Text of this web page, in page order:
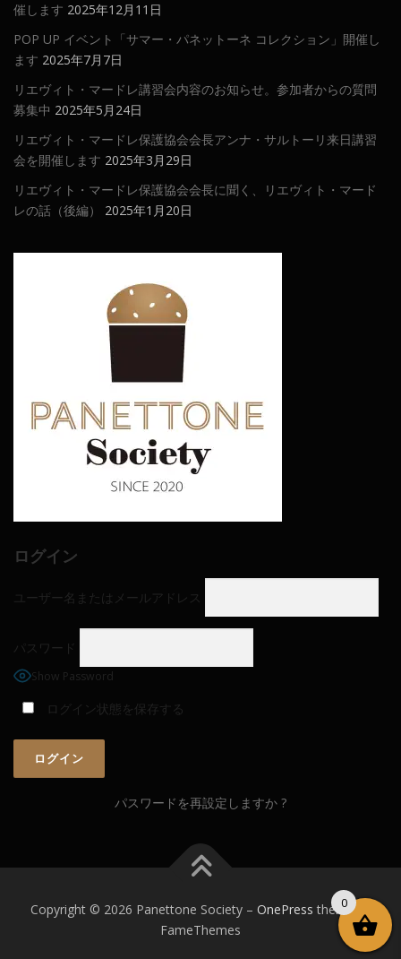
催します 2025年12月11日
POP UP イベント「サマー・パネットーネ コレクション」開催し
ます 2025年7月7日
リエヴィト・マードレ講習会内容のお知らせ。参加者からの質問
募集中 2025年5月24日
リエヴィト・マードレ保護協会会長アンナ・サルトーリ来日講習
会を開催します 2025年3月29日
リエヴィト・マードレ保護協会会長に聞く、リエヴィト・マード
レの話（後編）
2025年1月20日
ログイン
ユーザー名またはメールアドレス
パスワード
Show Password
ログイン状態を保存する
パスワードを再設定しますか ?
Copyright © 2026 Panettone Society – OnePress theme by
FameThemes
0